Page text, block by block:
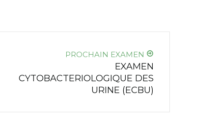
PROCHAIN EXAMEN
EXAMEN
CYTOBACTERIOLOGIQUE DES
URINE (ECBU)